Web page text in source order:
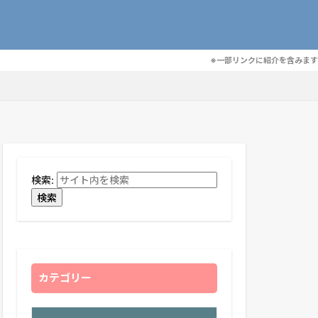
※一部リンクに紹介を含みます
検索:
検索
カテゴリー